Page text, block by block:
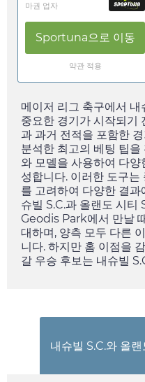
마권 업자
Sportuna으로 이동
약관 적용
메이저 리그 축구에서 내
중요한 경기가 시작되기
과 과거 전적을 포함한
분석한 최고의 베팅 팁
와 모델을 사용하여 다
성합니다. 이러한 도구
를 고려하여 다양한 결과
슈빌 S.C.과 올랜도 시티
Geodis Park에서 만날
대하며, 양측 모두 다른
니다. 하지만 홈 이점을
갈 우승 후보는 내슈빌
내슈빌 S.C.와 올